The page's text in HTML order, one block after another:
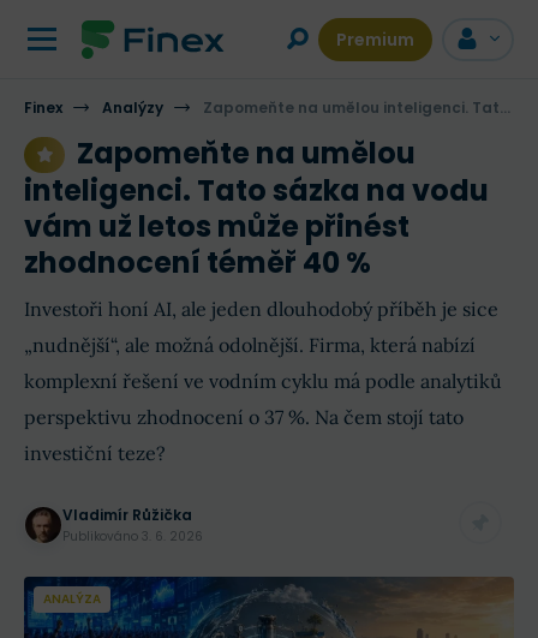
Premium
Finex Analýzy Zapomeňte na umělou inteligenci. Tato sázka na vodu vám už letos může přinést zhodnocení téměř 40 %
Zapomeňte na umělou
inteligenci. Tato sázka na vodu
vám už letos může přinést
zhodnocení téměř 40 %
Investoři honí AI, ale jeden dlouhodobý příběh je sice
„nudnější“, ale možná odolnější. Firma, která nabízí
komplexní řešení ve vodním cyklu má podle analytiků
perspektivu zhodnocení o 37 %. Na čem stojí tato
investiční teze?
Vladimír Růžička
Publikováno 3. 6. 2026
ANALÝZA